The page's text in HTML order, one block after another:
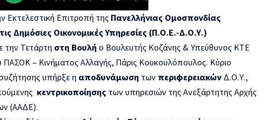
Εκτελεστική Επιτροπή της Πανελλήνιας Ομοσπονδίας
Δημόσιες Οικονομικές Υπηρεσίες (Π.O.Ε.-Δ.Ο.Υ.)
την Τετάρτη στη Βουλή ο Βουλευτής Κοζάνης & Υπεύθυνος ΚΤΕ
ΠΑΣΟΚ – Κινήματος Αλλαγής, Πάρις Κουκουλόπουλος. Κύριο
υπήρξε η αποδυνάμωση των περιφερειακών Δ.Ο.Υ.,
κεντρικοποίησης των υπηρεσιών της Ανεξάρτητης Αρχής
(ΑΑΔΕ).